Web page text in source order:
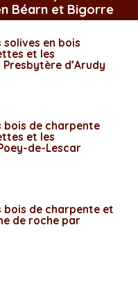
Béarn et Bigorre
en bois
et les
d’Arudy
bois de charpente
et les
de-Lescar
bois de charpente et
de roche par